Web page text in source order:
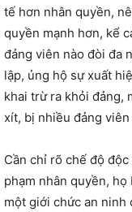
tế hơn nhân quyền,
quyền mạnh hơn, kể
đảng viên nào đòi đa
lập, ủng hộ sự xuất
khai trừ ra khỏi đảng,
xít, bị nhiều đảng viên
Cần chỉ rõ chế độ
phạm nhân quyền,
một giới chức an ninh